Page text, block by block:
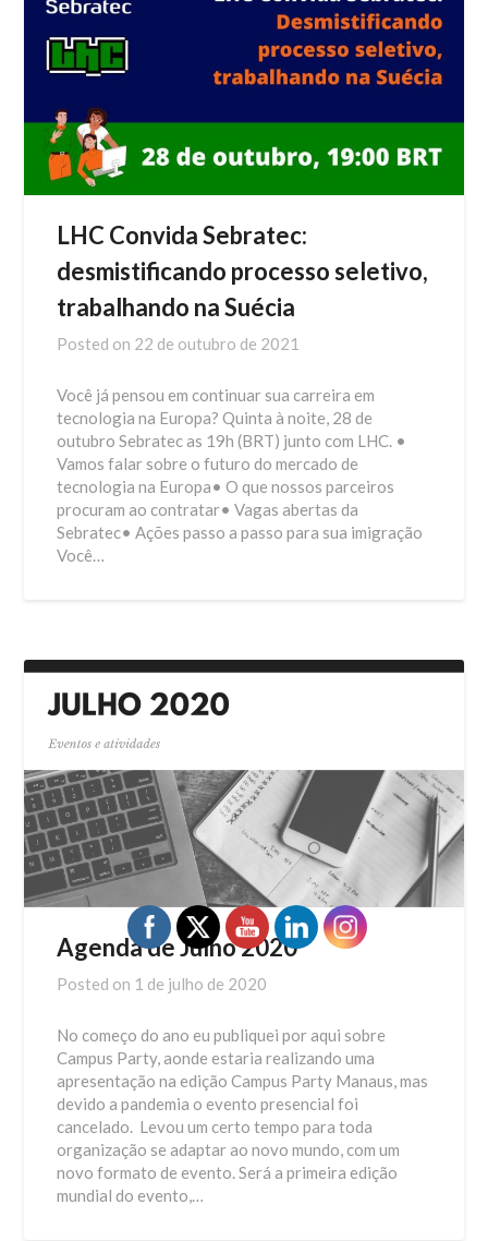
LHC Convida Sebratec:
desmistificando processo seletivo,
trabalhando na Suécia
Posted on 22 de outubro de 2021
Você já pensou em continuar sua carreira em
tecnologia na Europa? Quinta à noite, 28 de
outubro Sebratec as 19h (BRT) junto com LHC. •
Vamos falar sobre o futuro do mercado de
tecnologia na Europa• O que nossos parceiros
procuram ao contratar• Vagas abertas da
Sebratec• Ações passo a passo para sua imigração
Você…
Agenda de Julho 2020
Posted on 1 de julho de 2020
No começo do ano eu publiquei por aqui sobre
Campus Party, aonde estaria realizando uma
apresentação na edição Campus Party Manaus, mas
devido a pandemia o evento presencial foi
cancelado. Levou um certo tempo para toda
organização se adaptar ao novo mundo, com um
novo formato de evento. Será a primeira edição
mundial do evento,…